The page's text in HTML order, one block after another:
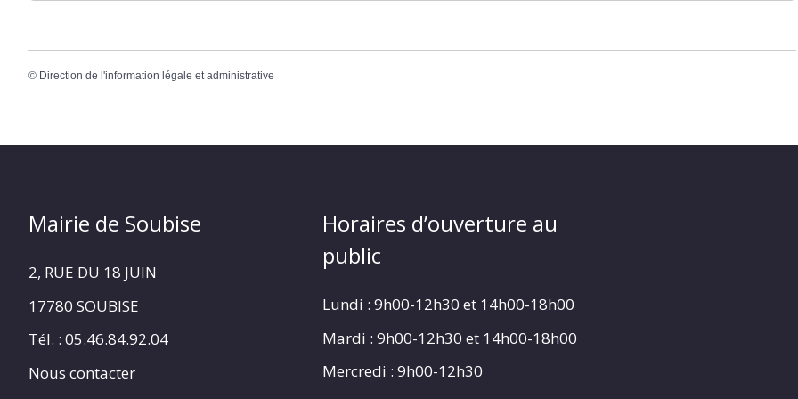
© Direction de l'information légale et administrative
Mairie de Soubise
2, RUE DU 18 JUIN
17780 SOUBISE
Tél. : 05.46.84.92.04
Nous contacter
Horaires d’ouverture au
public
Lundi : 9h00-12h30 et 14h00-18h00
Mardi : 9h00-12h30 et 14h00-18h00
Mercredi : 9h00-12h30